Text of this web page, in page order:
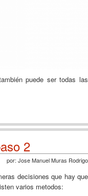
puede ser todas las
2
por: Jose Manuel Muras Rodrigo
decisiones que hay que
varios metodos: